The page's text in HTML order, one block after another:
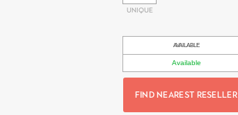
UNIQUE
AVAILABLE
Available
FIND NEAREST RESELLER